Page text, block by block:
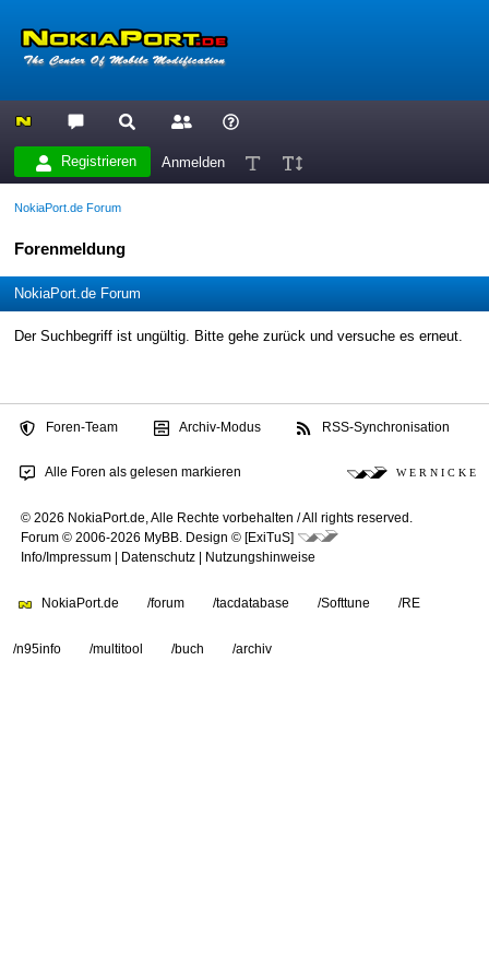
Registrieren Anmelden
NokiaPort.de Forum
Forenmeldung
NokiaPort.de Forum
Der Suchbegriff ist ungültig. Bitte gehe zurück und versuche es erneut.
Foren-Team Archiv-Modus RSS-Synchronisation
Alle Foren als gelesen markieren W E R N I C K E
© 2026 NokiaPort.de, Alle Rechte vorbehalten /All rights reserved.
Forum © 2006-2026 MyBB
Design © [ExiTuS]
Info/Impressum
Datenschutz Nutzungshinweise
NokiaPort.de /forum /tacdatabase /Softtune /RE
/n95info /multitool /buch /archiv